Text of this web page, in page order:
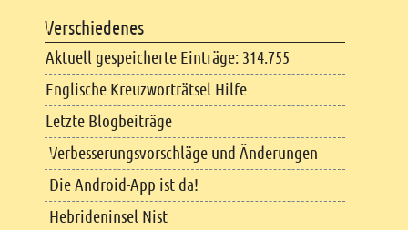
Verschiedenes
Aktuell gespeicherte Einträge: 314.755
Englische Kreuzworträtsel Hilfe
Letzte Blogbeiträge
Verbesserungsvorschläge und Änderungen
Die Android-App ist da!
Hebrideninsel Nist